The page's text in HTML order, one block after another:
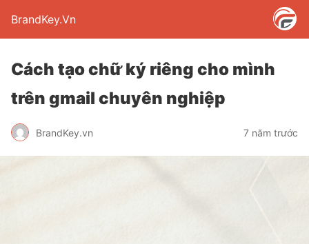
BrandKey.Vn
Cách tạo chữ ký riêng cho mình
trên gmail chuyên nghiệp
BrandKey.vn 7 năm trước